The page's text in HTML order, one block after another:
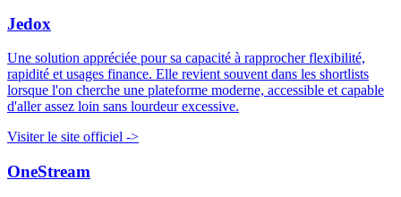
Jedox
Une solution appréciée pour sa capacité à rapprocher flexibilité,
rapidité et usages finance. Elle revient souvent dans les shortlists
lorsque l'on cherche une plateforme moderne, accessible et capable
d'aller assez loin sans lourdeur excessive.
Visiter le site officiel ->
OneStream